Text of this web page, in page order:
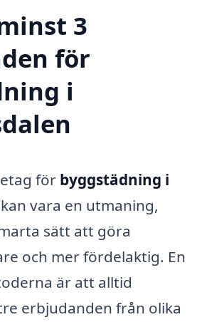
3
för
i
för byggstädning i
kan vara en utmaning,
sätt att göra
och mer fördelaktig. En
är att alltid
erbjudanden från olika